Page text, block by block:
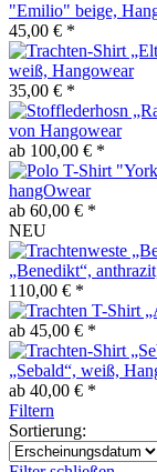
"Emilio" beige,
45,00 € *
weiß, Hangowear
35,00 € *
von Hangowear
ab 100,00 € *
hangOwear
ab 60,00 € *
NEU
„Benedikt“,
110,00 € *
ab 45,00 € *
„Sebald“, weiß,
ab 40,00 € *
Filtern
Sortierung: